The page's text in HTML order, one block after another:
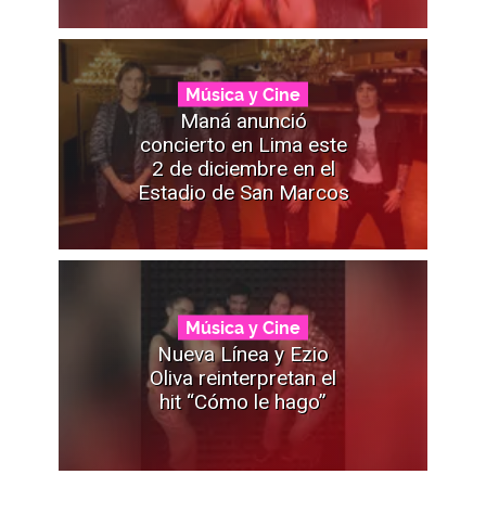
Música y Cine
Maná anunció
concierto en Lima este
2 de diciembre en el
Estadio de San Marcos
Música y Cine
Nueva Línea y Ezio
Oliva reinterpretan el
hit “Cómo le hago”